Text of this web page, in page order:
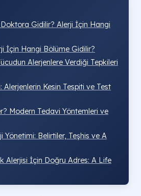
Gidilir? Alerji İçin Hangi
İçin Hangi Bölüme Gidilir?
Alerjenlere Verdiği Tepkileri
Alerjenlerin Kesin Tespiti ve Test
Modern Tedavi Yöntemleri ve
Yönetimi: Belirtiler, Teşhis ve A
Alerjisi İçin Doğru Adres: A Life